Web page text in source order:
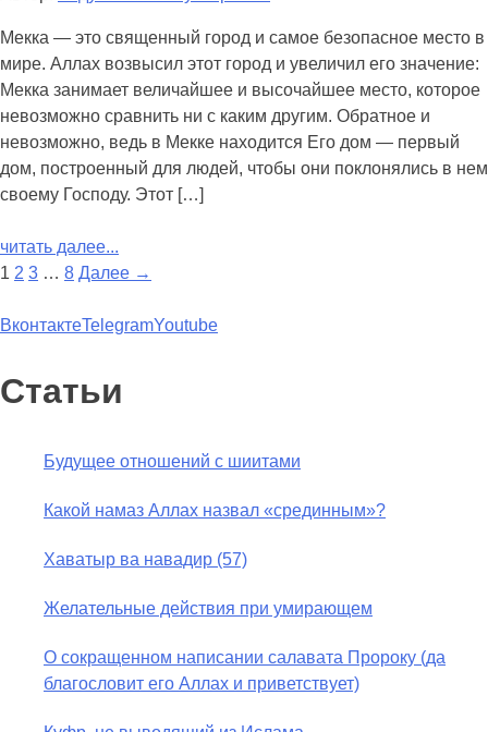
Мекка — это священный город и самое безопасное место в
мире. Аллах возвысил этот город и увеличил его значение:
Мекка занимает величайшее и высочайшее место, которое
невозможно сравнить ни с каким другим. Обратное и
невозможно, ведь в Мекке находится Его дом — первый
дом, построенный для людей, чтобы они поклонялись в нем
своему Господу. Этот […]
читать далее...
1 2 3 … 8 Далее →
ВконтактеTelegramYoutube
Статьи
Будущее отношений с шиитами
Какой намаз Аллах назвал «срединным»?
Хаватыр ва навадир (57)
Желательные действия при умирающем
О сокращенном написании салавата Пророку (да
благословит его Аллах и приветствует)